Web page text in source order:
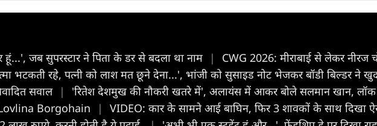
हूं...', जब सुपरस्टार ने पिता के डर से बदला था नाम |
CWG 2026: मीराबाई से लेकर
भटकती रहे, पत्नी को लाश मत छूने देना...', भांजी को सुसाइड नोट भेजकर बॉडी बिल्डर ने खुद
सवाल | 'रितेश देशमुख की नौकरी खतरे में', अलायंस में आकर बोले सलमान खान,
Borgohain
| VIDEO: कार के सामने आई बाघिन, फिर 3 शावकों के साथ दिखा